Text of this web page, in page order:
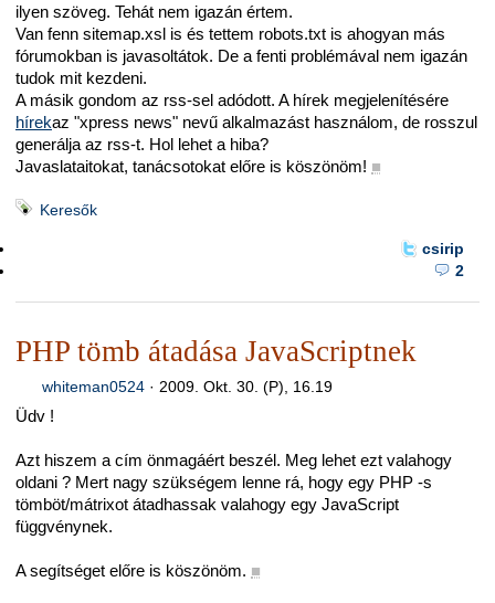
ilyen szöveg. Tehát nem igazán értem.
Van fenn sitemap.xsl is és tettem robots.txt is ahogyan más
fórumokban is javasoltátok. De a fenti problémával nem igazán
tudok mit kezdeni.
A másik gondom az rss-sel adódott. A hírek megjelenítésére
hírekaz "xpress news" nevű alkalmazást használom, de rosszul
generálja az rss-t. Hol lehet a hiba?
Javaslataitokat, tanácsotokat előre is köszönöm! ■
Keresők
csirip
2
PHP tömb átadása JavaScriptnek
whiteman0524· 2009. Okt. 30. (P), 16.19
Üdv !
Azt hiszem a cím önmagáért beszél. Meg lehet ezt valahogy
oldani ? Mert nagy szükségem lenne rá, hogy egy PHP -s
tömböt/mátrixot átadhassak valahogy egy JavaScript
függvénynek.
A segítséget előre is köszönöm. ■